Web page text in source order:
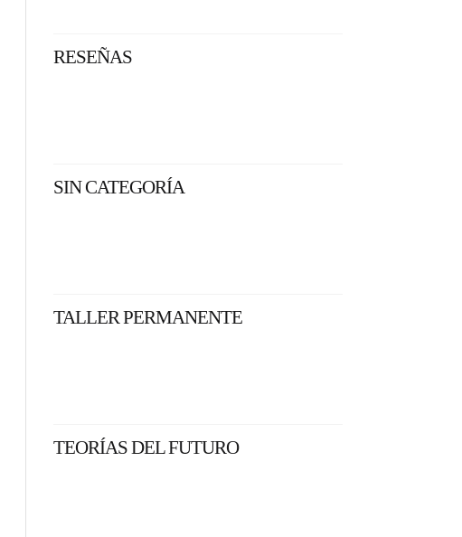
RESEÑAS
SIN CATEGORÍA
TALLER PERMANENTE
TEORÍAS DEL FUTURO